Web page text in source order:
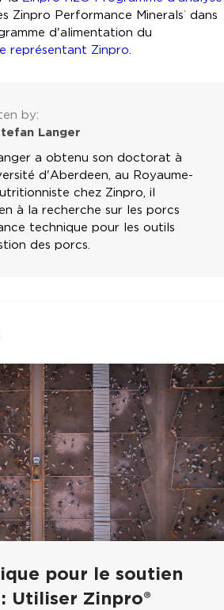
Zinpro Performance Minerals® dans
d'alimentation du
représentant Zinpro.
by:
Langer
a obtenu son doctorat à
d'Aberdeen, au Royaume-
chez Zinpro, il
à la recherche sur les porcs
technique pour les outils
des porcs.
pour le soutien
Utiliser Zinpro®